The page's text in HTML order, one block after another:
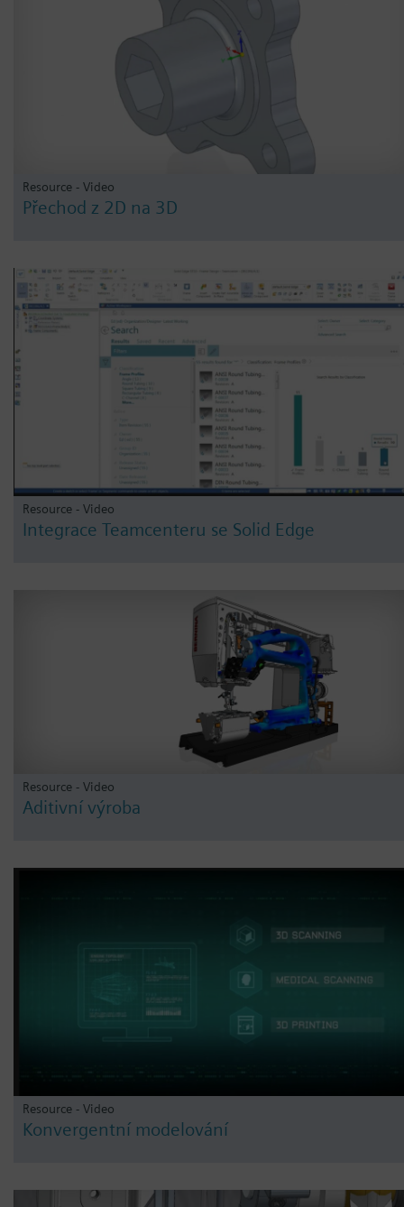
Resource - Video
Přechod z 2D na 3D
Resource - Video
Integrace Teamcenteru se Solid Edge
Resource - Video
Aditivní výroba
Resource - Video
Konvergentní modelování